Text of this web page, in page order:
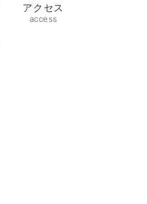
アクセス
access